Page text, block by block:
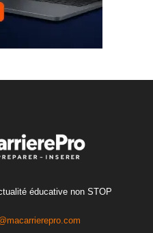
éducative non STOP